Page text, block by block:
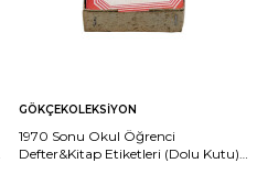
GÖKÇEKOLEKSIYON
1970 Sonu Okul Öğrenci
Defter&Kitap Etiketleri (Dolu Kutu)